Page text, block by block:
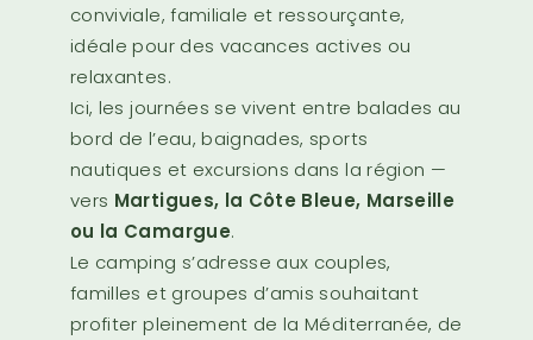
conviviale, familiale et ressourçante,
idéale pour des vacances actives ou
relaxantes.
Ici, les journées se vivent entre balades au
bord de l’eau, baignades, sports
nautiques et excursions dans la région —
vers Martigues, la Côte Bleue, Marseille
ou la Camargue.
Le camping s’adresse aux couples,
familles et groupes d’amis souhaitant
profiter pleinement de la Méditerranée, de